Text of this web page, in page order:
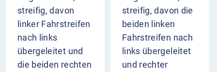
streifig, davon
linker Fahrstreifen
nach links
übergeleitet und
die beiden rechten
streifig, davon die
beiden linken
Fahrstreifen nach
links übergeleitet
und rechter